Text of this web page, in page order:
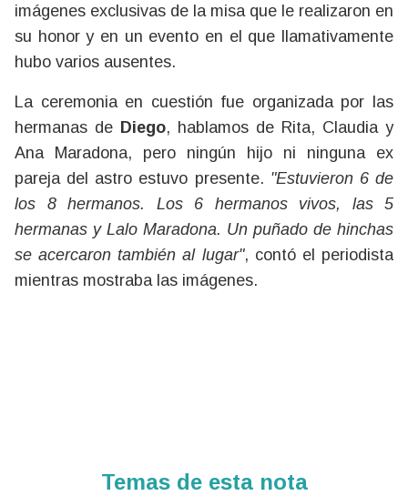
imágenes exclusivas de la misa que le realizaron en
su honor y en un evento en el que llamativamente
hubo varios ausentes.
La ceremonia en cuestión fue organizada por las
hermanas de Diego, hablamos de Rita, Claudia y
Ana Maradona, pero ningún hijo ni ninguna ex
pareja del astro estuvo presente. "Estuvieron 6 de
los 8 hermanos. Los 6 hermanos vivos, las 5
hermanas y Lalo Maradona. Un puñado de hinchas
se acercaron también al lugar", contó el periodista
mientras mostraba las imágenes.
Temas de esta nota